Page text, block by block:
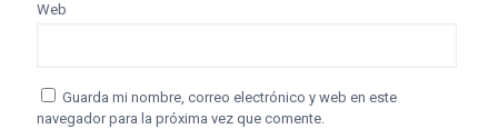
Web
Guarda mi nombre, correo electrónico y web en este
navegador para la próxima vez que comente.